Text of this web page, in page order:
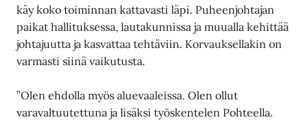
käy koko toiminnan kattavasti läpi. Puheenjohtajan
paikat hallituksessa, lautakunnissa ja muualla kehittää
johtajuutta ja kasvattaa tehtäviin. Korvauksellakin on
varmasti siinä vaikutusta.
”Olen ehdolla myös aluevaaleissa. Olen ollut
varavaltuutettuna ja lisäksi työskentelen Pohteella.